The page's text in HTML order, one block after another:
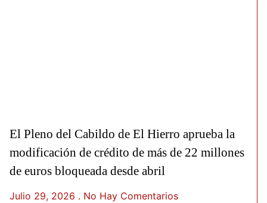
El Pleno del Cabildo de El Hierro aprueba la
modificación de crédito de más de 22 millones
de euros bloqueada desde abril
Julio 29, 2026 No Hay Comentarios